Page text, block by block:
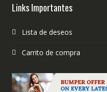
Links Importantes
Lista de deseos
Carrito de compra